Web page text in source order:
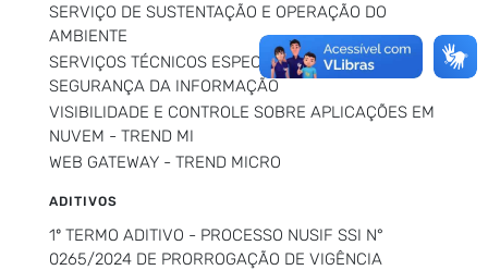
SERVIÇO DE SUSTENTAÇÃO E OPERAÇÃO DO
AMBIENTE
SERVIÇOS TÉCNICOS ESPECIALIZADOS EM
SEGURANÇA DA INFORMAÇÃO
VISIBILIDADE E CONTROLE SOBRE APLICAÇÕES EM
NUVEM - TREND MI
WEB GATEWAY - TREND MICRO
ADITIVOS
1º TERMO ADITIVO - PROCESSO NUSIF SSI N°
0265/2024 DE PRORROGAÇÃO DE VIGÊNCIA